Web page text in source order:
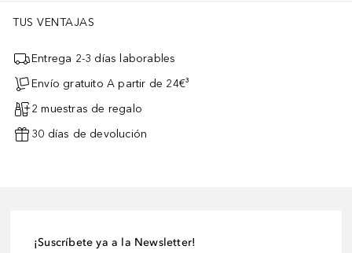
TUS VENTAJAS
Entrega 2-3 días laborables
Envío gratuito A partir de 24€³
2 muestras de regalo
30 días de devolución
¡Suscríbete ya a la Newsletter!